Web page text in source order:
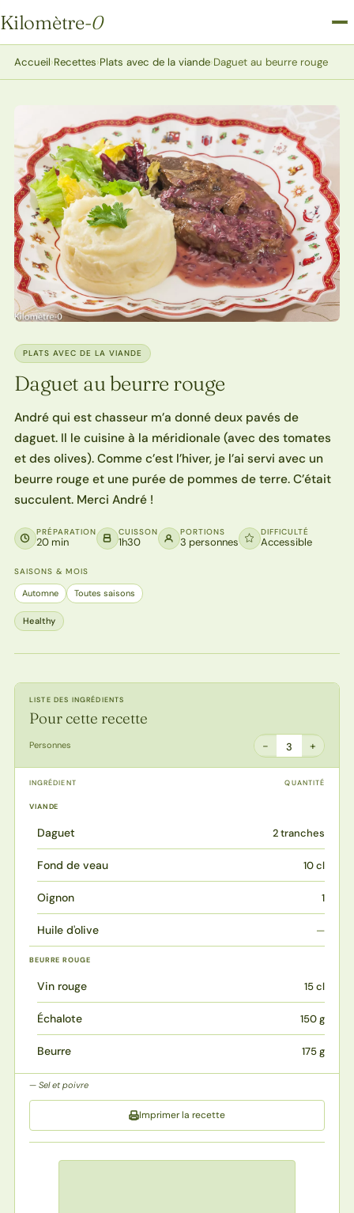
Kilomètre-0
Kilomètre-0
Accueil›Recettes›Plats avec de la viande›Daguet au beurre rouge
PLATS AVEC DE LA VIANDE
Daguet au beurre rouge
André qui est chasseur m’a donné deux pavés de
daguet. Il le cuisine à la méridionale (avec des tomates
et des olives). Comme c’est l’hiver, je l’ai servi avec un
beurre rouge et une purée de pommes de terre. C’était
succulent. Merci André !
PRÉPARATION
20 min
CUISSON
1h30
PORTIONS
3 personnes
DIFFICULTÉ
Accessible
SAISONS & MOIS
Automne Toutes saisons
Healthy
LISTE DES INGRÉDIENTS
Pour cette recette
Personnes − 3 +
INGRÉDIENT QUANTITÉ
VIANDE
Daguet 2 tranches
Fond de veau 10 cl
Oignon 1
Huile d'olive —
BEURRE ROUGE
Vin rouge 15 cl
Échalote 150 g
Beurre 175 g
Sel et poivre
Imprimer la recette